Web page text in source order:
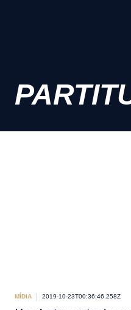
MÍDIA 2019-10-23T00:36:46.258Z